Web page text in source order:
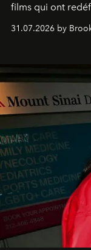
films qui ont
31.07.2026 by